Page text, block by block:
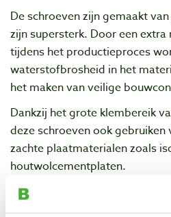
De schroeven zijn gemaakt
zijn supersterk. Door een
tijdens het productieproces
waterstofbrosheid in het
het maken van veilige
Dankzij het grote klembereik
deze schroeven ook
zachte plaatmaterialen zoals
houtwolcementplaten.
Specifications